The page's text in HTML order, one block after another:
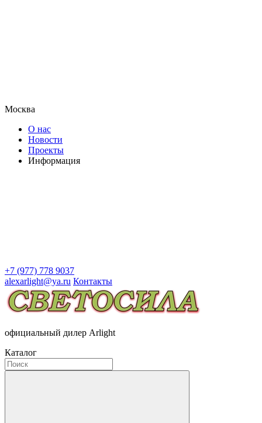
Москва
О нас
Новости
Проекты
Информация
+7 (977) 778 9037
alexarlight@ya.ru Контакты
официальный дилер Arlight
Каталог